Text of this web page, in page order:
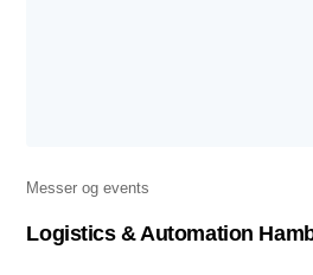
Messer og events
Logistics & Automation